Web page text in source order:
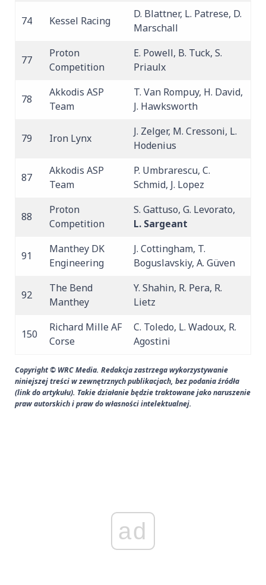
74 Kessel Racing
D. Blattner, L. Patrese, D.
Marschall
77
Proton
Competition
E. Powell, B. Tuck, S.
Priaulx
78
Akkodis ASP
Team
T. Van Rompuy, H. David,
J. Hawksworth
79 Iron Lynx
J. Zelger, M. Cressoni, L.
Hodenius
87
Akkodis ASP
Team
P. Umbrarescu, C.
Schmid, J. Lopez
88
Proton
Competition
S. Gattuso, G. Levorato,
L. Sargeant
91
Manthey DK
Engineering
J. Cottingham, T.
Boguslavskiy, A. Güven
92
The Bend
Manthey
Y. Shahin, R. Pera, R.
Lietz
150
Richard Mille AF
Corse
C. Toledo, L. Wadoux, R.
Agostini
Copyright © WRC Media. Redakcja zastrzega wykorzystywanie
niniejszej treści w zewnętrznych publikacjach, bez podania źródła
(link do artykułu). Takie działanie będzie traktowane jako naruszenie
praw autorskich i praw do własności intelektualnej.
ad